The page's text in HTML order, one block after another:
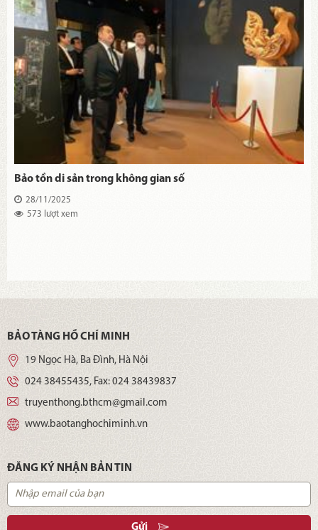
Bảo tồn di sản trong không gian số
28/11/2025
573 lượt xem
BẢO TÀNG HỒ CHÍ MINH
19 Ngọc Hà, Ba Đình, Hà Nội
024 38455435, Fax: 024 38439837
truyenthong.bthcm@gmail.com
www.baotanghochiminh.vn
ĐĂNG KÝ NHẬN BẢN TIN
Gửi